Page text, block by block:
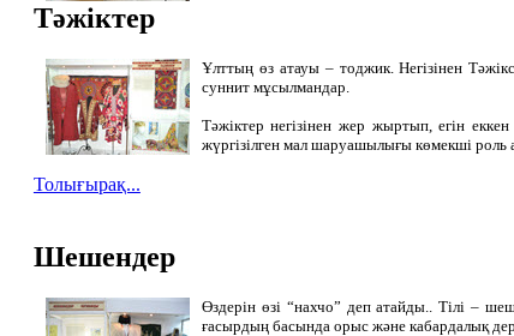
Тәжіктер
Ұлттың өз атауы – тоджик. Негізінен
суннит мұсылмандар.
Тәжіктер негізінен жер жыртып, егін
жүргізілген мал шаруашылығы көмекші роль
Толығырақ...
Шешендер
Өздерін өзі “нахчо” деп атайды.. Тілі –
ғасырдың басында орыс және кабардалық